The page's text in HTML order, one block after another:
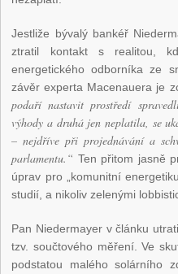
Jestliže bývalý bankéř
ztratil kontakt s realitou,
energetického odborníka ze
závěr experta Macenauera je
podaří nastavit prostředí
výhody a druhá jen neplatila, se
– nejdříve při projednávání a
parlamentu.“ Ten přitom jasně
úprav pro „komunitní
studií, a nikoliv zelenými
Pan Niedermayer v článku
tzv. součtového měření. Ve
podstatou malého solárního